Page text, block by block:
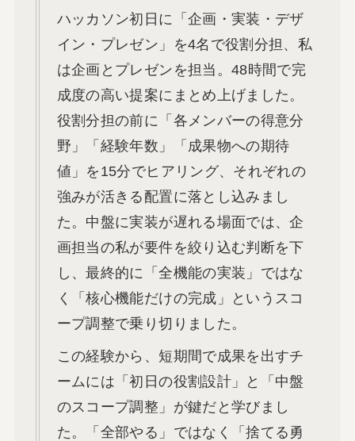
ハッカソン初日に「企画・実装・デザ
イン・プレゼン」を4名で役割分担、私
は企画とプレゼンを担当。48時間で完
成度の高い提案にまとめ上げました。
役割分担の前に「各メンバーの得意分
野」「経験年数」「成果物への期待
値」を15分でヒアリング、それぞれの
強みが活きる配置に落とし込みまし
た。中盤に実装が遅れる場面では、企
画担当の私が要件を絞り込む判断を下
し、最終的に「全機能の実装」ではな
く「核心機能だけの完成」というスコ
ープ調整で乗り切りました。
この経験から、短期間で成果を出すチ
ームには「初日の役割設計」と「中盤
のスコープ調整」が鍵だと学びまし
た。「全部やる」ではなく「捨てる勇